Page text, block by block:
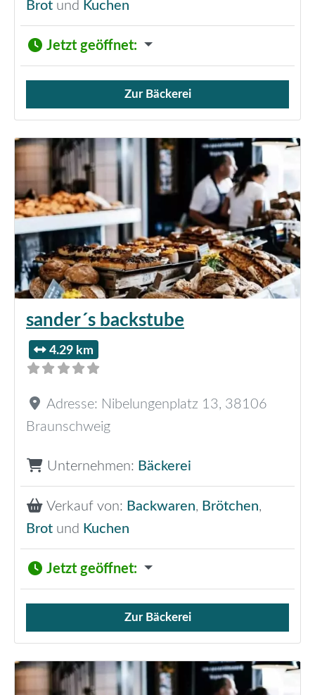
Brot und Kuchen
Jetzt geöffnet:
Verkauf von Brötchen,
Zur Bäckerei
sander´s backstube
4.29 km
Adresse: Nibelungenplatz 13, 38106
Braunschweig
Unternehmen: Bäckerei
Verkauf von: Backwaren, Brötchen,
Brot und Kuchen
Jetzt geöffnet:
Verkauf von Brötchen,
Zur Bäckerei